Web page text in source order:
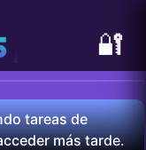
🔐
tareas de
más tarde.